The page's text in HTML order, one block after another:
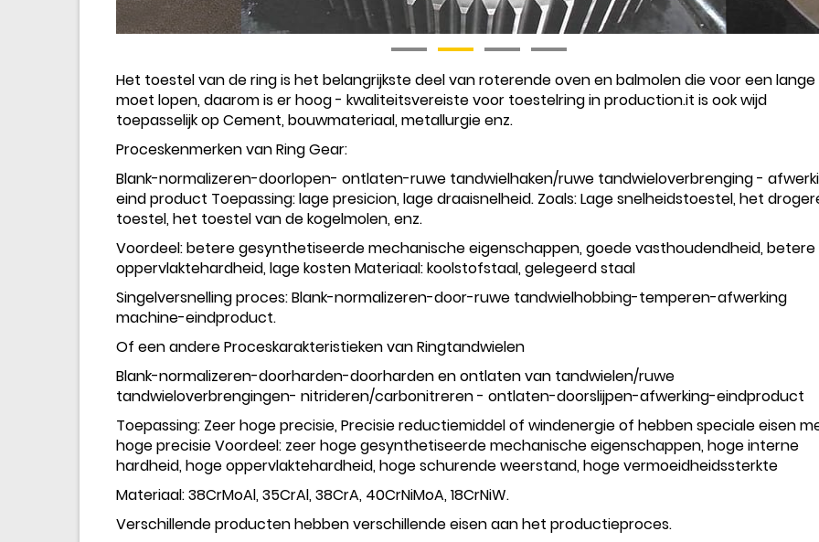
Het toestel van de ring is het belangrijkste deel van roterende oven en balmolen die voor een
moet lopen, daarom is er hoog - kwaliteitsvereiste voor toestelring in production.it is ook wijd
toepasselijk op Cement, bouwmateriaal, metallurgie enz.
Proceskenmerken van Ring Gear:
Blank-normalizeren-doorlopen- ontlaten-ruwe tandwielhaken/ruwe tandwieloverbrenging -
eind product Toepassing: lage presicion, lage draaisnelheid. Zoals: Lage snelheidstoestel, het
toestel, het toestel van de kogelmolen, enz.
Voordeel: betere gesynthetiseerde mechanische eigenschappen, goede vasthoudendheid, betere
oppervlaktehardheid, lage kosten Materiaal: koolstofstaal, gelegeerd staal
Singelversnelling proces: Blank-normalizeren-door-ruwe tandwielhobbing-temperen-afwerking
machine-eindproduct.
Of een andere Proceskarakteristieken van Ringtandwielen
Blank-normalizeren-doorharden-doorharden en ontlaten van tandwielen/ruwe
tandwieloverbrengingen- nitrideren/carbonitreren - ontlaten-doorslijpen-afwerking-eindproduct
Toepassing: Zeer hoge precisie, Precisie reductiemiddel of windenergie of hebben speciale eisen
hoge precisie Voordeel: zeer hoge gesynthetiseerde mechanische eigenschappen, hoge interne
hardheid, hoge oppervlaktehardheid, hoge schurende weerstand, hoge vermoeidheidssterkte
Materiaal: 38CrMoAl, 35CrAl, 38CrA, 40CrNiMoA, 18CrNiW.
Verschillende producten hebben verschillende eisen aan het productieproces.